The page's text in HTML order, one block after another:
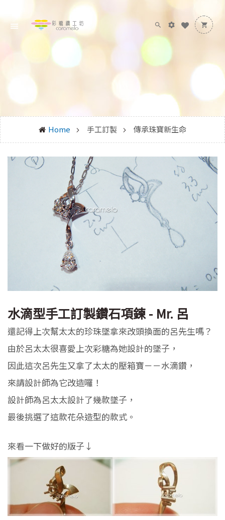
Home 手工訂製 傳承珠寶新生命
水滴型手工訂製鑽石項鍊 - Mr. 呂
還記得上次幫太太的珍珠墜拿來改頭換面的呂先生嗎？
由於呂太太很喜愛上次彩糖為她設計的墜子，
因此這次呂先生又拿了太太的壓箱寶－－水滴鑽，
來請設計師為它改造囉！
設計師為呂太太設計了幾款墜子，
最後挑選了這款花朵造型的款式。
來看一下做好的版子↓